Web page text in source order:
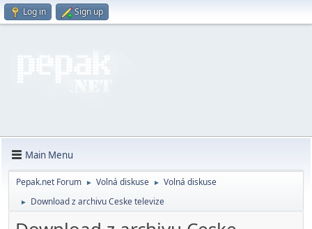
Log in Sign up
Main Menu
Pepak.net Forum ► Volná diskuse ► Volná diskuse
► Download z archivu Ceske televize